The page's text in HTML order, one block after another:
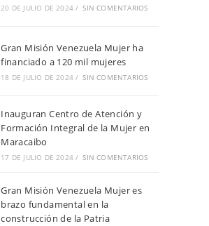
20 DE JULIO DE 2024 / SIN COMENTARIOS
Gran Misión Venezuela Mujer ha
financiado a 120 mil mujeres
18 DE JULIO DE 2024 / SIN COMENTARIOS
Inauguran Centro de Atención y
Formación Integral de la Mujer en
Maracaibo
17 DE JULIO DE 2024 / SIN COMENTARIOS
Gran Misión Venezuela Mujer es
brazo fundamental en la
construcción de la Patria